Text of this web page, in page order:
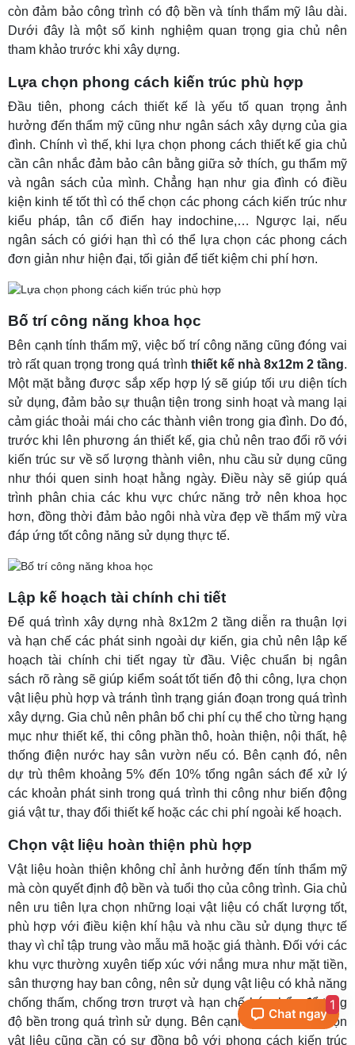
còn đảm bảo công trình có độ bền và tính thẩm mỹ lâu dài.
Dưới đây là một số kinh nghiệm quan trọng gia chủ nên
tham khảo trước khi xây dựng.
Lựa chọn phong cách kiến trúc phù hợp
Đầu tiên, phong cách thiết kế là yếu tố quan trọng ảnh
hưởng đến thẩm mỹ cũng như ngân sách xây dựng của gia
đình. Chính vì thế, khi lựa chọn phong cách thiết kế gia chủ
cần cân nhắc đảm bảo cân bằng giữa sở thích, gu thẩm mỹ
và ngân sách của mình. Chẳng hạn như gia đình có điều
kiện kinh tế tốt thì có thể chọn các phong cách kiến trúc như
kiểu pháp, tân cổ điển hay indochine,… Ngược lại, nếu
ngân sách có giới hạn thì có thể lựa chọn các phong cách
đơn giản như hiện đại, tối giản để tiết kiệm chi phí hơn.
Bố trí công năng khoa học
Bên cạnh tính thẩm mỹ, việc bố trí công năng cũng đóng vai
trò rất quan trọng trong quá trình thiết kế nhà 8x12m 2 tầng.
Một mặt bằng được sắp xếp hợp lý sẽ giúp tối ưu diện tích
sử dụng, đảm bảo sự thuận tiện trong sinh hoạt và mang lại
cảm giác thoải mái cho các thành viên trong gia đình. Do đó,
trước khi lên phương án thiết kế, gia chủ nên trao đổi rõ với
kiến trúc sư về số lượng thành viên, nhu cầu sử dụng cũng
như thói quen sinh hoạt hằng ngày. Điều này sẽ giúp quá
trình phân chia các khu vực chức năng trở nên khoa học
hơn, đồng thời đảm bảo ngôi nhà vừa đẹp về thẩm mỹ vừa
đáp ứng tốt công năng sử dụng thực tế.
Lập kế hoạch tài chính chi tiết
Để quá trình xây dựng nhà 8x12m 2 tầng diễn ra thuận lợi
và hạn chế các phát sinh ngoài dự kiến, gia chủ nên lập kế
hoạch tài chính chi tiết ngay từ đầu. Việc chuẩn bị ngân
sách rõ ràng sẽ giúp kiểm soát tốt tiến độ thi công, lựa chọn
vật liệu phù hợp và tránh tình trạng gián đoạn trong quá trình
xây dựng. Gia chủ nên phân bổ chi phí cụ thể cho từng hạng
mục như thiết kế, thi công phần thô, hoàn thiện, nội thất, hệ
thống điện nước hay sân vườn nếu có. Bên cạnh đó, nên
dự trù thêm khoảng 5% đến 10% tổng ngân sách để xử lý
các khoản phát sinh trong quá trình thi công như biến động
giá vật tư, thay đổi thiết kế hoặc các chi phí ngoài kế hoạch.
Chọn vật liệu hoàn thiện phù hợp
Vật liệu hoàn thiện không chỉ ảnh hưởng đến tính thẩm mỹ
mà còn quyết định độ bền và tuổi thọ của công trình. Gia chủ
nên ưu tiên lựa chọn những loại vật liệu có chất lượng tốt,
phù hợp với điều kiện khí hậu và nhu cầu sử dụng thực tế
thay vì chỉ tập trung vào mẫu mã hoặc giá thành. Đối với các
khu vực thường xuyên tiếp xúc với nắng mưa như mặt tiền,
sân thượng hay ban công, nên sử dụng vật liệu có khả năng
chống thấm, chống trơn trượt và hạn chế bám bẩn để tăng
độ bền trong quá trình sử dụng. Bên cạnh đó, việc lựa chọn
vật liệu cũng cần có sự đồng bộ với phong cách kiến trúc
1